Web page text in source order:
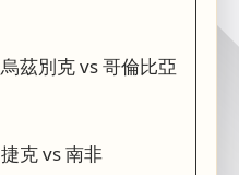
烏茲別克 vs 哥倫比亞
捷克 vs 南非